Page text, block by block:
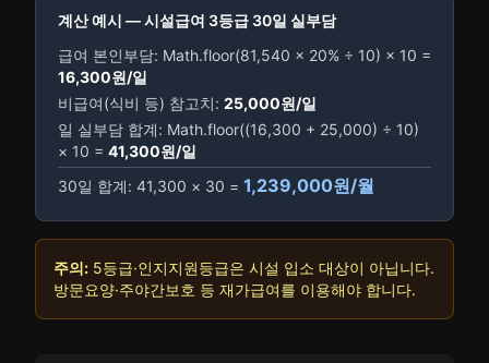
계산 예시 — 시설급여 3등급 30일 실부담
급여 본인부담: Math.floor(81,540 × 20% ÷ 10) × 10 =
16,300원/일
비급여(식비 등) 참고치: 25,000원/일
일 실부담 합계: Math.floor((16,300 + 25,000) ÷ 10)
× 10 = 41,300원/일
30일 합계: 41,300 × 30 = 1,239,000원/월
주의: 5등급·인지지원등급은 시설 입소 대상이 아닙니다.
방문요양·주야간보호 등 재가급여를 이용해야 합니다.